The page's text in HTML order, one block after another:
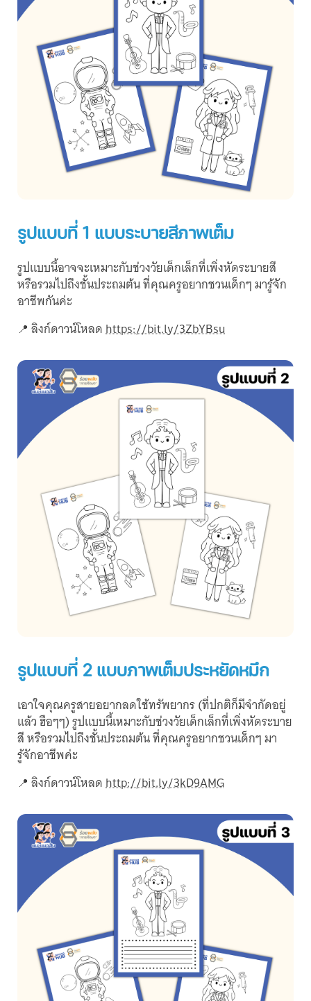
รูปแบบที่ 1 แบบระบายสีภาพเต็ม
รูปแบบนี้อาจจะเหมาะกับช่วงวัยเด็กเล็กที่เพิ่งหัดระบายสี
หรือรวมไปถึงชั้นประถมต้น ที่คุณครูอยากชวนเด็กๆ มารู้จัก
อาชีพกันค่ะ
📍 ลิงก์ดาวน์โหลดhttps://bit.ly/3ZbYBsu
รูปแบบที่ 2 แบบภาพเต็มประหยัดหมึก
เอาใจคุณครูสายอยากลดใช้ทรัพยากร (ที่ปกติก็มีจำกัดอยู่
แล้ว ฮือๆๆ) รูปแบบนี้เหมาะกับช่วงวัยเด็กเล็กที่เพิ่งหัดระบาย
สี หรือรวมไปถึงชั้นประถมต้น ที่คุณครูอยากชวนเด็กๆ มา
รู้จักอาชีพค่ะ
📍 ลิงก์ดาวน์โหลดhttp://bit.ly/3kD9AMG